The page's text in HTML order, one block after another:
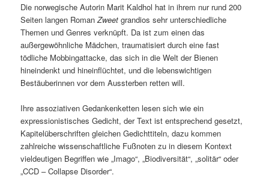
Die norwegische Autorin Marit Kaldhol hat in ihrem nur rund 200
Seiten langen RomanZweetgrandios sehr unterschiedliche
Themen und Genres verknüpft. Da ist zum einen das
außergewöhnliche Mädchen, traumatisiert durch eine fast
tödliche Mobbingattacke, das sich in die Welt der Bienen
hineindenkt und hineinflüchtet, und die lebenswichtigen
Bestäuberinnen vor dem Aussterben retten will.
Ihre assoziativen Gedankenketten lesen sich wie ein
expressionistisches Gedicht, der Text ist entsprechend gesetzt,
Kapitelüberschriften gleichen Gedichttiteln, dazu kommen
zahlreiche wissenschaftliche Fußnoten zu in diesem Kontext
vieldeutigen Begriffen wie „Imago“, „Biodiversität“, „solitär“ oder
„CCD – Collapse Disorder“.